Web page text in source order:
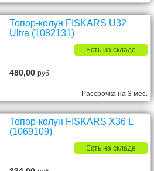
Топор-колун FISKARS U32
Ultra (1082131)
Есть на складе
480,00руб.
Рассрочка на 3 мес.
Топор-колун FISKARS X36 L
(1069109)
Есть на складе